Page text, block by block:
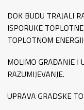
DOK BUDU TRAJALI
ISPORUKE
TOPLOTNOM
MOLIMO GRAĐANJE I
RAZUMIJEVANJE.
UPRAVA GRADSKE